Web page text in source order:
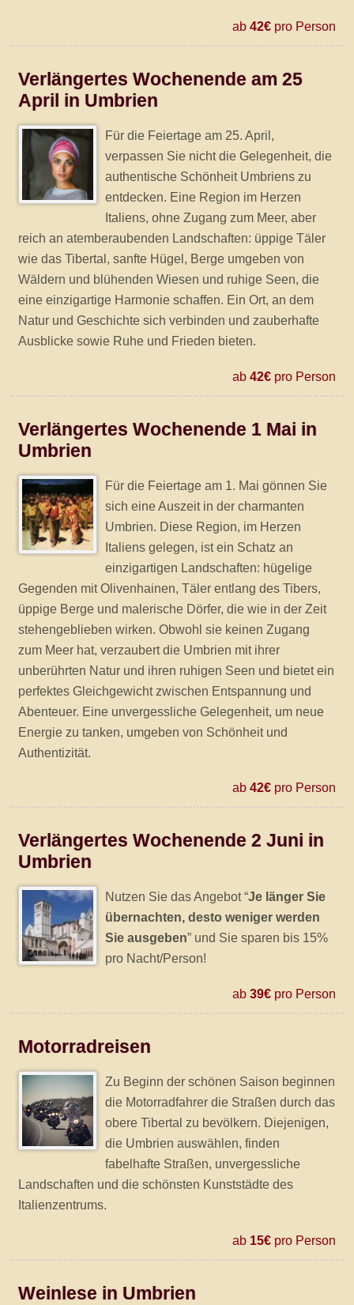
ab 42€pro Person
Verlängertes Wochenende am 25
April in Umbrien
Für die Feiertage am 25. April,
verpassen Sie nicht die Gelegenheit, die
authentische Schönheit Umbriens zu
entdecken. Eine Region im Herzen
Italiens, ohne Zugang zum Meer, aber
reich an atemberaubenden Landschaften: üppige Täler
wie das Tibertal, sanfte Hügel, Berge umgeben von
Wäldern und blühenden Wiesen und ruhige Seen, die
eine einzigartige Harmonie schaffen. Ein Ort, an dem
Natur und Geschichte sich verbinden und zauberhafte
Ausblicke sowie Ruhe und Frieden bieten.
ab 42€pro Person
Verlängertes Wochenende 1 Mai in
Umbrien
Für die Feiertage am 1. Mai gönnen Sie
sich eine Auszeit in der charmanten
Umbrien. Diese Region, im Herzen
Italiens gelegen, ist ein Schatz an
einzigartigen Landschaften: hügelige
Gegenden mit Olivenhainen, Täler entlang des Tibers,
üppige Berge und malerische Dörfer, die wie in der Zeit
stehengeblieben wirken. Obwohl sie keinen Zugang
zum Meer hat, verzaubert die Umbrien mit ihrer
unberührten Natur und ihren ruhigen Seen und bietet ein
perfektes Gleichgewicht zwischen Entspannung und
Abenteuer. Eine unvergessliche Gelegenheit, um neue
Energie zu tanken, umgeben von Schönheit und
Authentizität.
ab 42€pro Person
Verlängertes Wochenende 2 Juni in
Umbrien
Nutzen Sie das Angebot “Je länger Sie
übernachten, desto weniger werden
Sie ausgeben” und Sie sparen bis 15%
pro Nacht/Person!
ab 39€pro Person
Motorradreisen
Zu Beginn der schönen Saison beginnen
die Motorradfahrer die Straßen durch das
obere Tibertal zu bevölkern. Diejenigen,
die Umbrien auswählen, finden
fabelhafte Straßen, unvergessliche
Landschaften und die schönsten Kunststädte des
Italienzentrums.
ab 15€pro Person
Weinlese in Umbrien